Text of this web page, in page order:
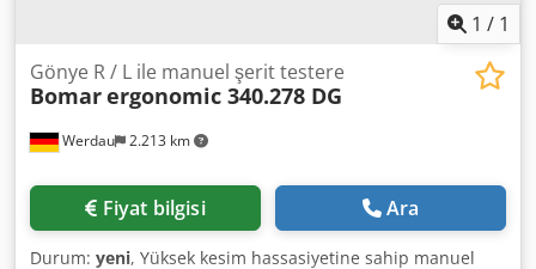
1 / 1
Werdau 2.213 km
Gönye R / L ile manuel şerit testere
Bomarergonomic 340.278 DG
Fiyat bilgisi Ara
Durum: yeni, Yüksek kesim hassasiyetine sahip manuel